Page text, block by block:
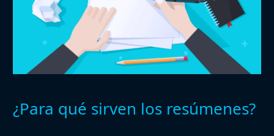
¿Para qué sirven los resúmenes?